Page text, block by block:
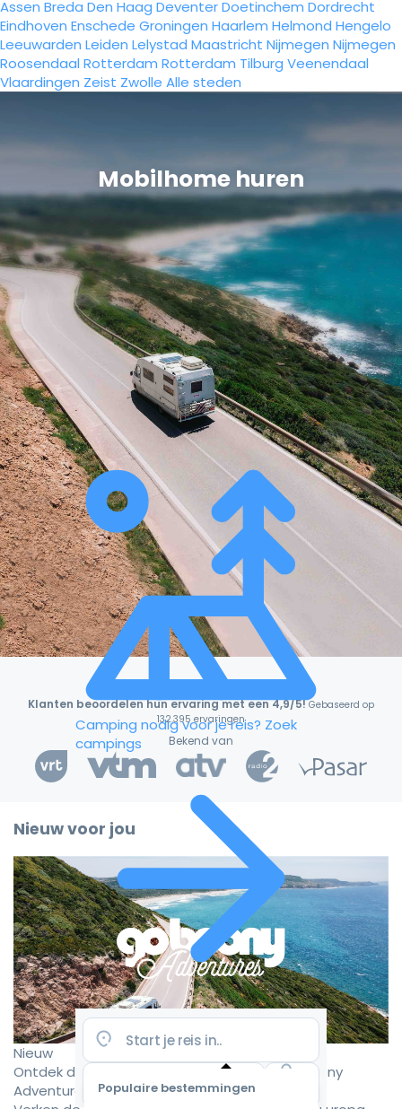
Assen Breda Den Haag DeventerDoetinchem Dordrecht
Eindhoven Enschede Groningen Haarlem Helmond Hengelo
Leeuwarden Leiden Lelystad Maastricht Nijmegen Nijmegen
Roosendaal Rotterdam Rotterdam Tilburg Veenendaal
Vlaardingen Zeist Zwolle Alle steden
Camping nodig voor je reis? Zoek
campings
Populaire bestemmingen
Mobilhome huren
Klanten beoordelen hun ervaring met een 4,9/5! Gebaseerd op
132.395 ervaringen
Bekend van
Nieuw voor jou
Nieuw
Ontdek de mooiste camperroutes met Goboony
Adventures